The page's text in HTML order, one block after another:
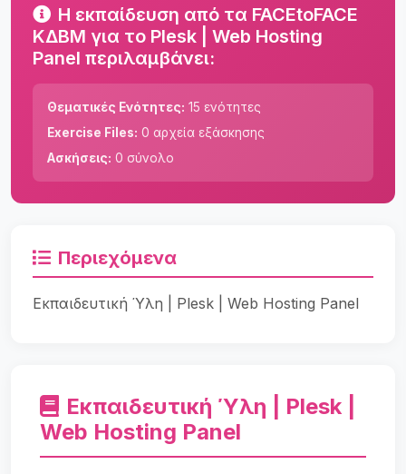
Η εκπαίδευση από τα FACEtoFACE
ΚΔΒΜ για το Plesk | Web Hosting
Panel περιλαμβάνει:
Θεματικές Ενότητες: 15 ενότητες
Exercise Files: 0 αρχεία εξάσκησης
Ασκήσεις: 0 σύνολο
Περιεχόμενα
Εκπαιδευτική Ύλη | Plesk | Web Hosting Panel
Εκπαιδευτική Ύλη | Plesk |
Web Hosting Panel